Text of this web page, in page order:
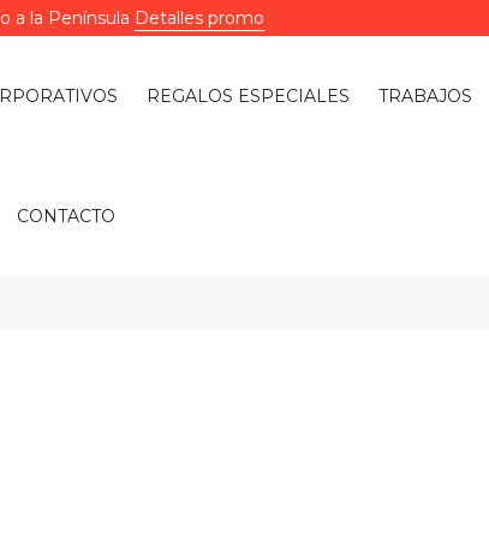
a la Península Detalles promo
REGALOS ESPECIALES TRABAJOS
CONTACTO